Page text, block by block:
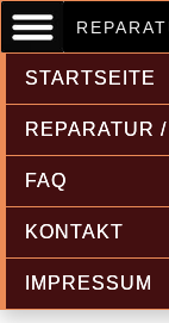
STARTSEITE
REPARATUR
FAQ
KONTAKT
IMPRESSUM